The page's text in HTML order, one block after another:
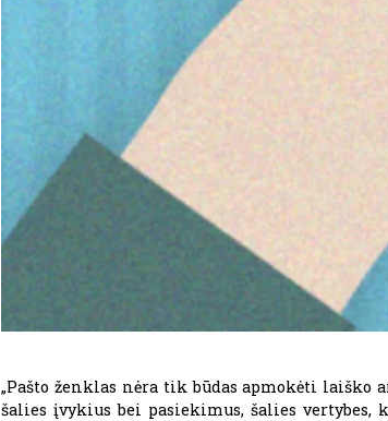
„Pašto ženklas nėra tik būdas apmokėti
šalies įvykius bei pasiekimus, šalies